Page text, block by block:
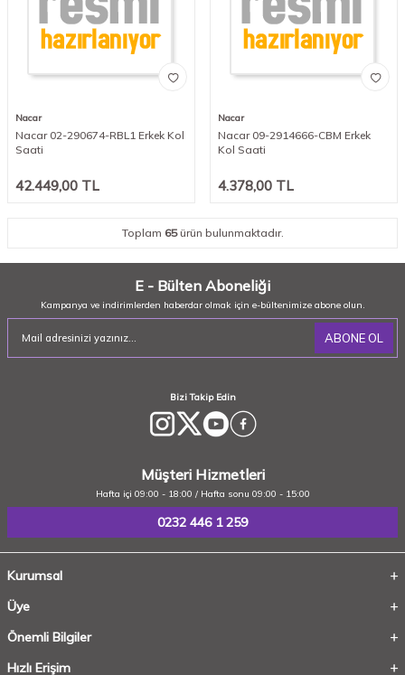
Nacar
Nacar 02-290674-RBL1 Erkek Kol
Saati
42.449,00 TL
Nacar
Nacar 09-2914666-CBM Erkek
Kol Saati
4.378,00 TL
Toplam 65ürün bulunmaktadır.
E - Bülten Aboneliği
Kampanya ve indirimlerden haberdar olmak için e-bültenimize abone olun.
ABONE OL
Bizi Takip Edin
Müşteri Hizmetleri
Hafta içi 09:00 - 18:00 / Hafta sonu 09:00 - 15:00
0232 446 1 259
Kurumsal
Üye
Önemli Bilgiler
Hızlı Erişim